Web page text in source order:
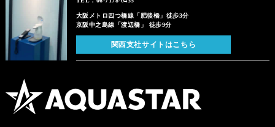
大阪メトロ四つ橋線「肥後橋」徒歩3分
京阪中之島線「渡辺橋」 徒歩9分
関西支社サイトはこちら